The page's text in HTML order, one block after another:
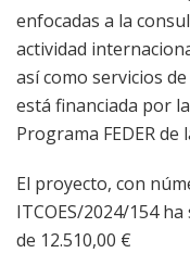
enfocadas a la
actividad
así como servicios
está financiada por
Programa FEDER
El proyecto, con
ITCOES/2024/154
de 12.510,00 €